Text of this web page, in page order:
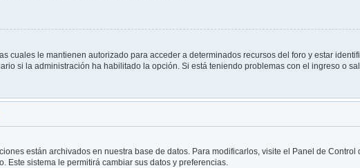
cuales le mantienen autorizado para acceder a determinados recursos del foro y estar
si la administración ha habilitado la opción. Si está teniendo problemas con el ingreso o
están archivados en nuestra base de datos. Para modificarlos, visite el Panel de
sistema le permitirá cambiar sus datos y preferencias.